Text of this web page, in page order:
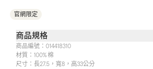
官網限定
商品規格
商品編號： 014418310
材質： 100% 棉
尺寸： 長27.5，寬8，高33公分